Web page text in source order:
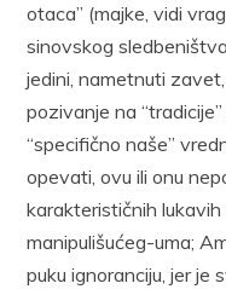
otaca” (majke, vidi
sinovskog
jedini, nametnuti
pozivanje na
“specifično naše”
opevati, ovu ili onu
karakterističnih
manipulišućeg-uma;
puku ignoranciju, jer je